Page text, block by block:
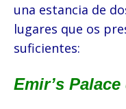
una estancia de
lugares que os
suficientes:
Emir’s